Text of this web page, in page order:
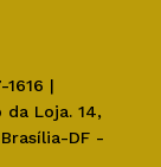
|
Loja. 14,
DF -